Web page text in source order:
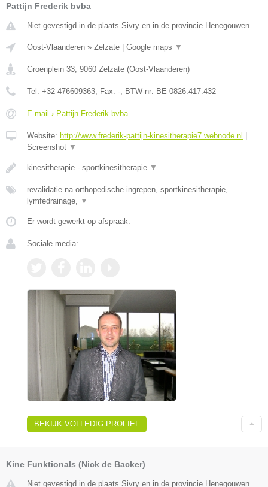
Pattijn Frederik bvba
Niet gevestigd in de plaats Sivry en in de provincie Henegouwen.
Oost-Vlaanderen » Zelzate Google maps ▼
Groenplein 33 9060 Zelzate (Oost-Vlaanderen)
Tel: +32 476609363 , Fax: - , BTW-nr: BE 0826.417.432
E-mail › Pattijn Frederik bvba
Website: http://www.frederik-pattijn-kinesitherapie7.webnode.nl
Screenshot ▼
kinesitherapie - sportkinesitherapie ▼
revalidatie na orthopedische ingrepen, sportkinesitherapie,
lymfedrainage,
▼
Er wordt gewerkt op afspraak.
Sociale media:
BEKIJK VOLLEDIG PROFIEL
Kine Funktionals (Nick de Backer)
Niet gevestigd in de plaats Sivry en in de provincie Henegouwen.